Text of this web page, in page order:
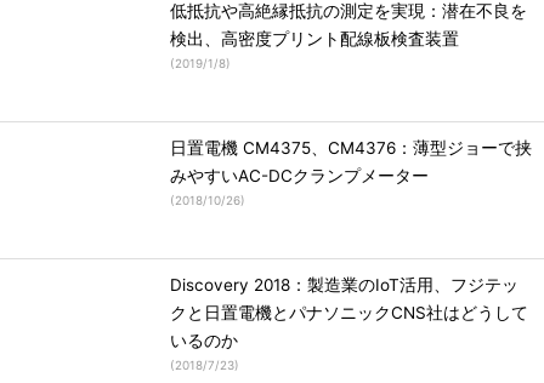
低抵抗や高絶縁抵抗の測定を実現：潜在不良を
検出、高密度プリント配線板検査装置
(2019/1/8)
日置電機 CM4375、CM4376：薄型ジョーで挟
みやすいAC-DCクランプメーター
(2018/10/26)
Discovery 2018：製造業のIoT活用、フジテッ
クと日置電機とパナソニックCNS社はどうして
いるのか
(2018/7/23)